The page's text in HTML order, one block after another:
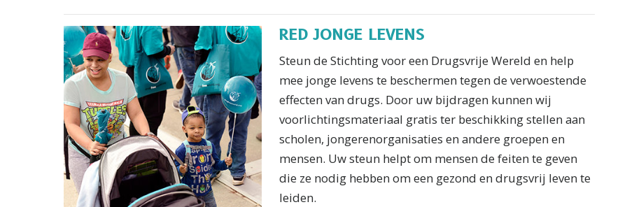
RED JONGE LEVENS
Steun de Stichting voor een Drugsvrije Wereld en help
mee jonge levens te beschermen tegen de verwoestende
effecten van drugs. Door uw bijdragen kunnen wij
voorlichtingsmateriaal gratis ter beschikking stellen aan
scholen, jongerenorganisaties en andere groepen en
mensen. Uw steun helpt om mensen de feiten te geven
die ze nodig hebben om een gezond en drugsvrij leven te
leiden.